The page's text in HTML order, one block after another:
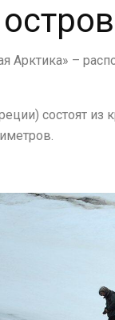
Арктика» –
состоят из